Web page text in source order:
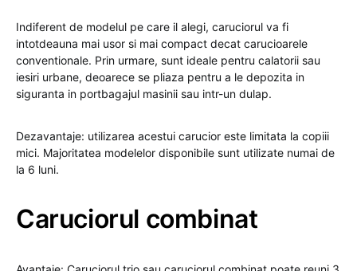
Indiferent de modelul pe care il alegi, caruciorul va fi
intotdeauna mai usor si mai compact decat carucioarele
conventionale. Prin urmare, sunt ideale pentru calatorii sau
iesiri urbane, deoarece se pliaza pentru a le depozita in
siguranta in portbagajul masinii sau intr-un dulap.
Dezavantaje: utilizarea acestui carucior este limitata la copiii
mici. Majoritatea modelelor disponibile sunt utilizate numai de
la 6 luni.
Caruciorul combinat